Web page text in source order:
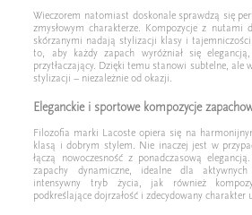
Wieczorem natomiast doskonale sprawdzą się
zmysłowym charakterze. Kompozycje z nutami
skórzanymi nadają stylizacji klasy i
to, aby każdy zapach wyróżniał się
przytłaczający. Dzięki temu stanowi subtelne, ale
stylizacji – niezależnie od okazji.
Eleganckie i sportowe kompozycje
Filozofia marki Lacoste opiera się na
klasą i dobrym stylem. Nie inaczej jest w
łączą nowoczesność z ponadczasową
zapachy dynamiczne, idealne dla aktywnych
intensywny tryb życia, jak również
podkreślające dojrzałość i zdecydowany charakter